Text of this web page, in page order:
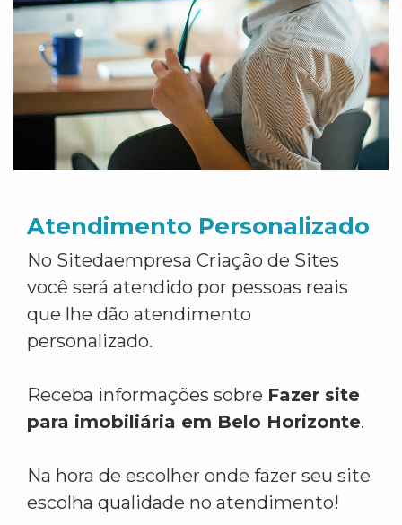
Atendimento Personalizado
No Sitedaempresa Criação de Sites
você será atendido por pessoas reais
que lhe dão atendimento
personalizado.
Receba informações sobre Fazer site
para imobiliária em Belo Horizonte.
Na hora de escolher onde fazer seu site
escolha qualidade no atendimento!